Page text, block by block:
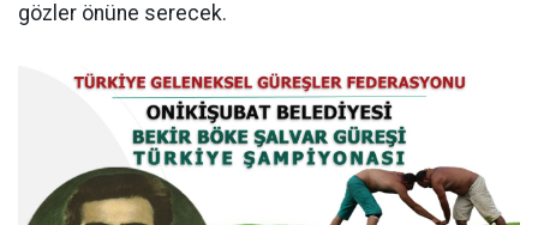
gözler önüne serecek.